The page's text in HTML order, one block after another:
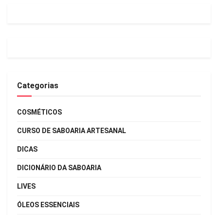
Categorias
COSMÉTICOS
CURSO DE SABOARIA ARTESANAL
DICAS
DICIONÁRIO DA SABOARIA
LIVES
ÓLEOS ESSENCIAIS